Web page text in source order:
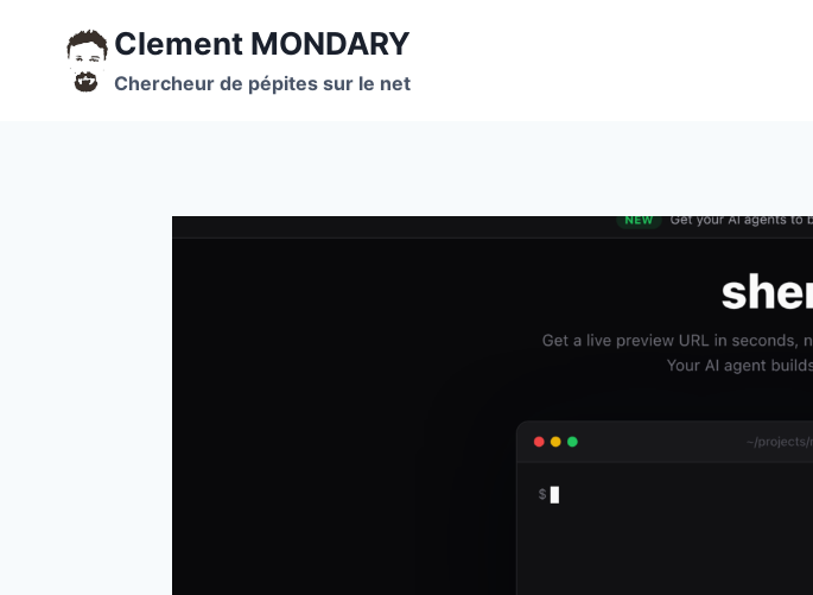
contenu
Clement MONDARY
Chercheur de pépites sur le net